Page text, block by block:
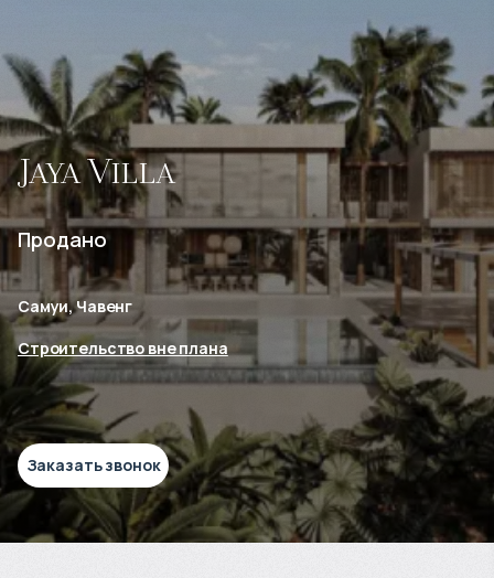
Jaya Villa
Продано
Самуи, Чавенг
Строительство вне плана
Заказать звонок